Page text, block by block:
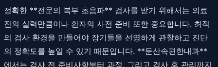
정확한 **전문의 복부 초음파** 검사를 받기 위해서는 의료
진의 실력만큼이나 환자의 사전 준비 또한 중요합니다. 최적
의 검사 환경을 만들어야 장기들을 선명하게 관찰하고 진단
의 정확도를 높일 수 있기 때문입니다. **둔산속편한내과**
에서는 검사 전 준비사항부터 과정, 그리고 검사 후 관리까지